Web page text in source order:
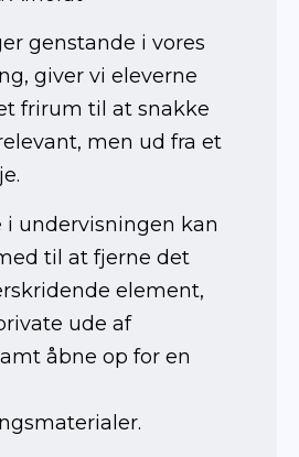
genstande i vores
giver vi eleverne
frirum til at snakke
men ud fra et
i undervisningen kan
til at fjerne det
element,
ude af
åbne op for en